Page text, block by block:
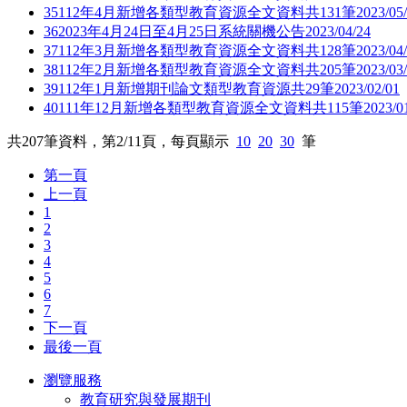
35112年4月新增各類型教育資源全文資料共131筆2023/
362023年4月24日至4月25日系統關機公告2023/04/24
37112年3月新增各類型教育資源全文資料共128筆2023/
38112年2月新增各類型教育資源全文資料共205筆2023/
39112年1月新增期刊論文類型教育資源共29筆2023/02/01
40111年12月新增各類型教育資源全文資料共115筆2023/
共207筆資料，第2/11 頁，每頁顯示 10 20 30 筆
第一頁
上一頁
1
2
3
4
5
6
7
下一頁
最後一頁
瀏覽服務
教育研究與發展期刊